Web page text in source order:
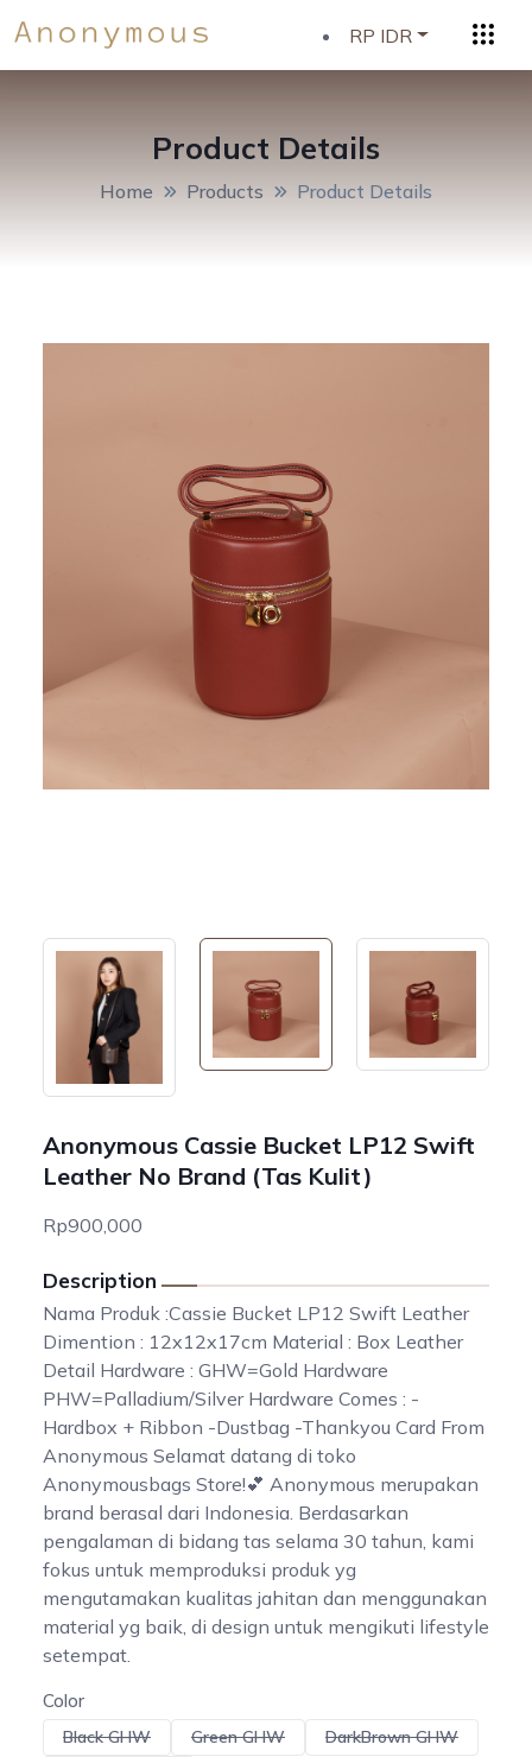
RP IDR
Product Details
Home Products Product Details
Anonymous Cassie Bucket LP12 Swift
Leather No Brand (Tas Kulit)
Rp900,000
Description
Nama Produk :Cassie Bucket LP12 Swift Leather
Dimention : 12x12x17cm Material : Box Leather
Detail Hardware : GHW=Gold Hardware
PHW=Palladium/Silver Hardware Comes : -
Hardbox + Ribbon -Dustbag -Thankyou Card From
Anonymous Selamat datang di toko
Anonymousbags Store!💕 Anonymous merupakan
brand berasal dari Indonesia. Berdasarkan
pengalaman di bidang tas selama 30 tahun, kami
fokus untuk memproduksi produk yg
mengutamakan kualitas jahitan dan menggunakan
material yg baik, di design untuk mengikuti lifestyle
setempat.
Color
Black GHW Green GHW
DarkBrown GHW